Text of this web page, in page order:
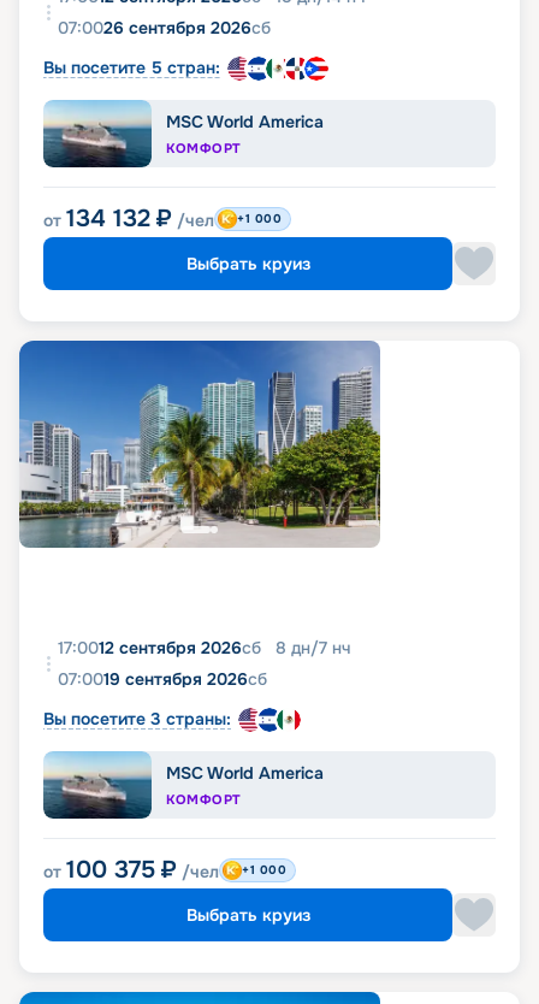
07:0026 сентября 2026сб
Вы посетите 5 стран:
MSC World America
КОМФОРТ
от 134 132 ₽ /чел +1 000
Выбрать круиз
17:0012 сентября 2026сб 8 дн/7 нч
07:0019 сентября 2026сб
Вы посетите 3 страны:
MSC World America
КОМФОРТ
от 100 375 ₽ /чел +1 000
Выбрать круиз